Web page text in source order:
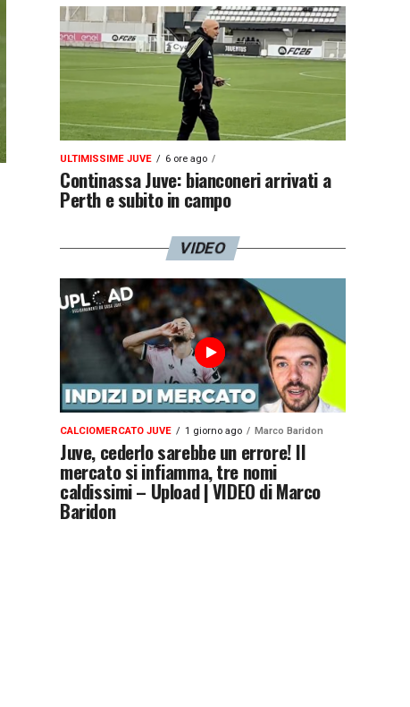
ULTIMISSIME JUVE 6 ore ago
Continassa Juve: bianconeri arrivati a
Perth e subito in campo
VIDEO
CALCIOMERCATO JUVE 1 giorno ago Marco Baridon
Juve, cederlo sarebbe un errore! Il
mercato si infiamma, tre nomi
caldissimi – Upload | VIDEO di Marco
Baridon